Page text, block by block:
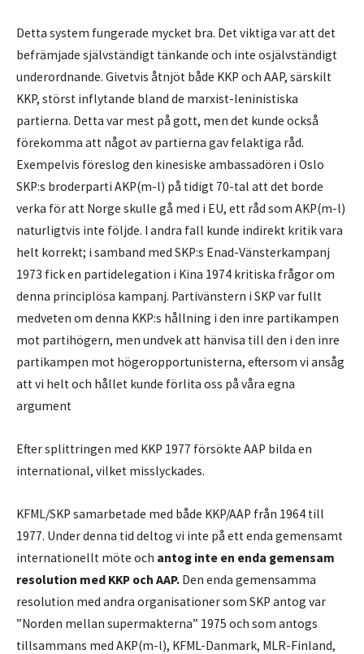
Detta system fungerade mycket bra. Det viktiga var att det
befrämjade självständigt tänkande och inte osjälvständigt
underordnande. Givetvis åtnjöt både KKP och AAP, särskilt
KKP, störst inflytande bland de marxist-leninistiska
partierna. Detta var mest på gott, men det kunde också
förekomma att något av partierna gav felaktiga råd.
Exempelvis föreslog den kinesiske ambassadören i Oslo
SKP:s broderparti AKP(m-l) på tidigt 70-tal att det borde
verka för att Norge skulle gå med i EU, ett råd som AKP(m-l)
naturligtvis inte följde. I andra fall kunde indirekt kritik vara
helt korrekt; i samband med SKP:s Enad-Vänsterkampanj
1973 fick en partidelegation i Kina 1974 kritiska frågor om
denna principlösa kampanj. Partivänstern i SKP var fullt
medveten om denna KKP:s hållning i den inre partikampen
mot partihögern, men undvek att hänvisa till den i den inre
partikampen mot högeropportunisterna, eftersom vi ansåg
att vi helt och hållet kunde förlita oss på våra egna
argument
Efter splittringen med KKP 1977 försökte AAP bilda en
international, vilket misslyckades.
KFML/SKP samarbetade med både KKP/AAP från 1964 till
1977. Under denna tid deltog vi inte på ett enda gemensamt
internationellt möte och antog inte en enda gemensam
resolution med KKP och AAP. Den enda gemensamma
resolution med andra organisationer som SKP antog var
”Norden mellan supermakterna” 1975 och som antogs
tillsammans med AKP(m-l), KFML-Danmark, MLR-Finland,